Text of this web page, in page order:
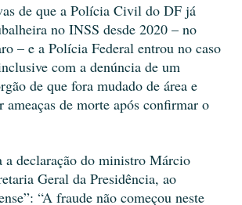
de que a Polícia Civil do DF já
no INSS desde 2020 – no
– e a Polícia Federal entrou no caso
com a denúncia de um
de que fora mudado de área e
ameaças de morte após confirmar o
declaração do ministro Márcio
Geral da Presidência, ao
“A fraude não começou neste